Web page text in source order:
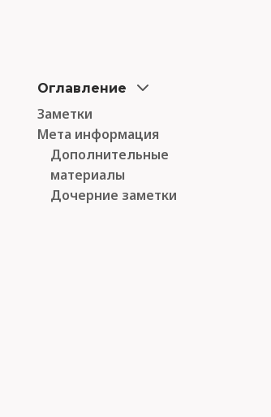
Оглавление
Заметки
Мета информация
Дополнительные
материалы
Дочерние заметки